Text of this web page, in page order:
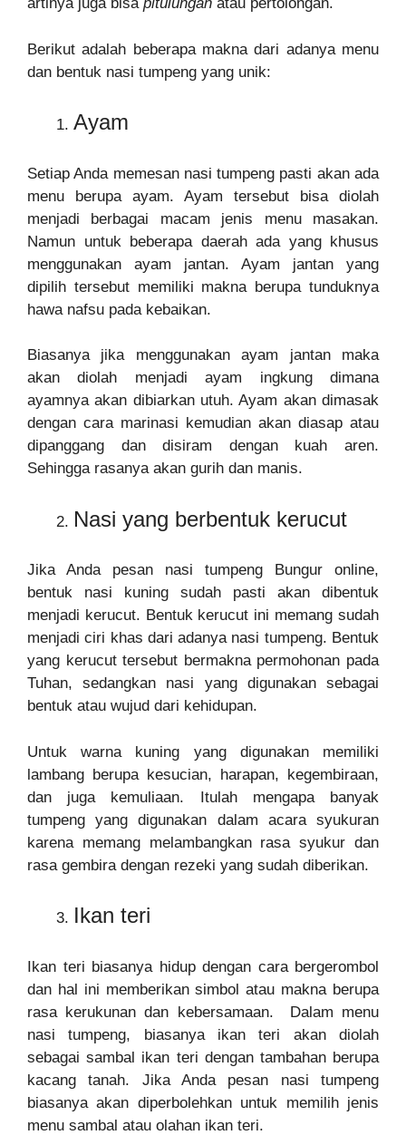
artinya juga bisa pitulungan atau pertolongan.
Berikut adalah beberapa makna dari adanya menu
dan bentuk nasi tumpeng yang unik:
Ayam
Setiap Anda memesan nasi tumpeng pasti akan ada
menu berupa ayam. Ayam tersebut bisa diolah
menjadi berbagai macam jenis menu masakan.
Namun untuk beberapa daerah ada yang khusus
menggunakan ayam jantan. Ayam jantan yang
dipilih tersebut memiliki makna berupa tunduknya
hawa nafsu pada kebaikan.
Biasanya jika menggunakan ayam jantan maka
akan diolah menjadi ayam ingkung dimana
ayamnya akan dibiarkan utuh. Ayam akan dimasak
dengan cara marinasi kemudian akan diasap atau
dipanggang dan disiram dengan kuah aren.
Sehingga rasanya akan gurih dan manis.
Nasi yang berbentuk kerucut
Jika Anda pesan nasi tumpeng Bungur online,
bentuk nasi kuning sudah pasti akan dibentuk
menjadi kerucut. Bentuk kerucut ini memang sudah
menjadi ciri khas dari adanya nasi tumpeng. Bentuk
yang kerucut tersebut bermakna permohonan pada
Tuhan, sedangkan nasi yang digunakan sebagai
bentuk atau wujud dari kehidupan.
Untuk warna kuning yang digunakan memiliki
lambang berupa kesucian, harapan, kegembiraan,
dan juga kemuliaan. Itulah mengapa banyak
tumpeng yang digunakan dalam acara syukuran
karena memang melambangkan rasa syukur dan
rasa gembira dengan rezeki yang sudah diberikan.
Ikan teri
Ikan teri biasanya hidup dengan cara bergerombol
dan hal ini memberikan simbol atau makna berupa
rasa kerukunan dan kebersamaan. Dalam menu
nasi tumpeng, biasanya ikan teri akan diolah
sebagai sambal ikan teri dengan tambahan berupa
kacang tanah. Jika Anda pesan nasi tumpeng
biasanya akan diperbolehkan untuk memilih jenis
menu sambal atau olahan ikan teri.